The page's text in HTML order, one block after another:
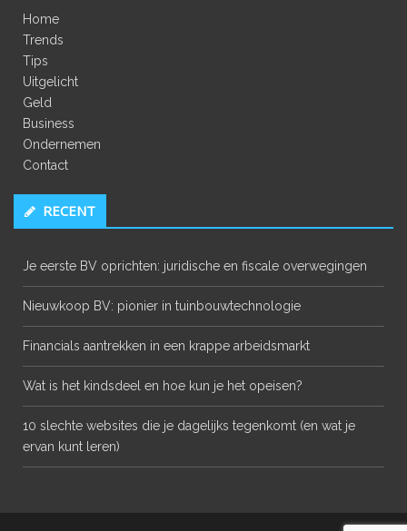
Home
Trends
Tips
Uitgelicht
Geld
Business
Ondernemen
Contact
RECENT
Je eerste BV oprichten: juridische en fiscale overwegingen
Nieuwkoop BV: pionier in tuinbouwtechnologie
Financials aantrekken in een krappe arbeidsmarkt
Wat is het kindsdeel en hoe kun je het opeisen?
10 slechte websites die je dagelijks tegenkomt (en wat je
ervan kunt leren)